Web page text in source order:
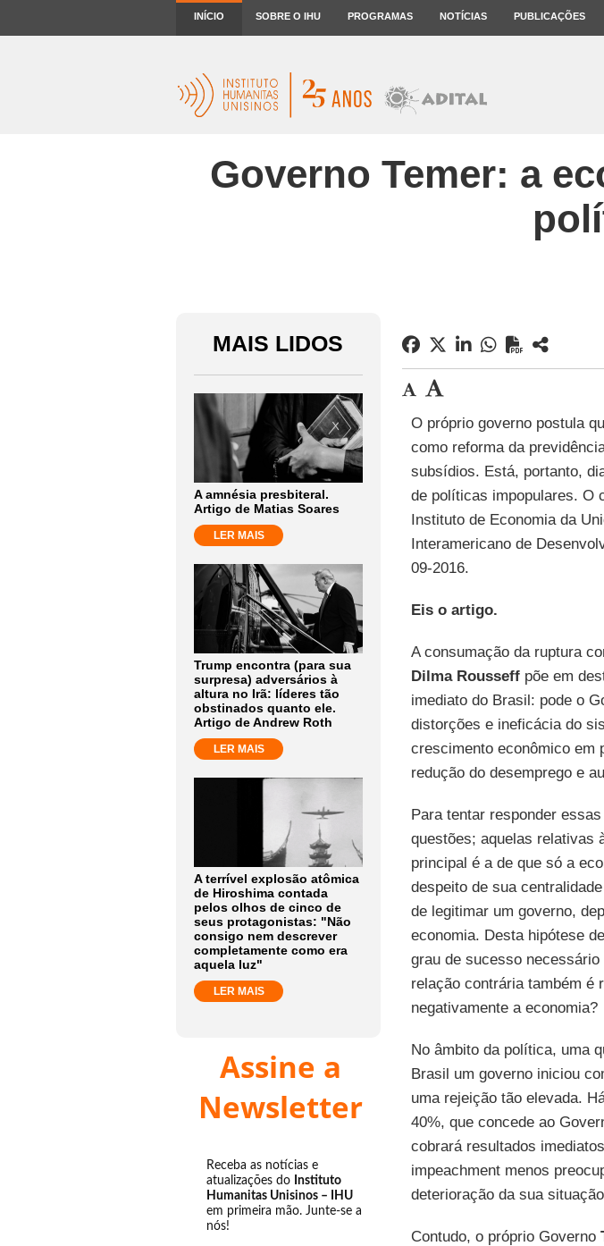
INÍCIO SOBRE O IHU PROGRAMAS NOTÍCIAS PUBLICAÇÕES
Governo Temer: a
MAIS LIDOS
A amnésia presbiteral.
Artigo de Matias Soares
LER MAIS
Trump encontra (para sua
surpresa) adversários à
altura no Irã: líderes tão
obstinados quanto ele.
Artigo de Andrew Roth
LER MAIS
A terrível explosão atômica
de Hiroshima contada
pelos olhos de cinco de
seus protagonistas: "Não
consigo nem descrever
completamente como era
aquela luz"
LER MAIS
Assine a
Newsletter
Receba as notícias e
atualizações do Instituto
Humanitas Unisinos – IHU
em primeira mão. Junte-se a
nós!
O próprio governo postula
como reforma da
subsídios. Está, portanto,
de políticas impopulares. O
Instituto de Economia da
Interamericano de
09-2016.
Eis o artigo.
A consumação da ruptura
Dilma Rousseffpõe em
imediato do Brasil: pode o
distorções e ineficácia do
crescimento econômico em
redução do desemprego e
Para tentar responder
questões; aquelas relativas
principal é a de que só a
despeito de sua
de legitimar um governo,
economia. Desta hipótese
grau de sucesso
relação contrária também é
negativamente a economia?
No âmbito da política, uma
Brasil um governo iniciou
uma rejeição tão elevada.
40%, que concede ao
cobrará resultados
impeachment menos
deterioração da sua
Contudo, o próprio Governo